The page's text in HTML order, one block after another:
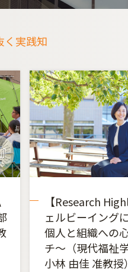
く実践知
【Research
ェルビーイング
個人と組織への
チ～（現代福祉
小林 由佳 准教授）